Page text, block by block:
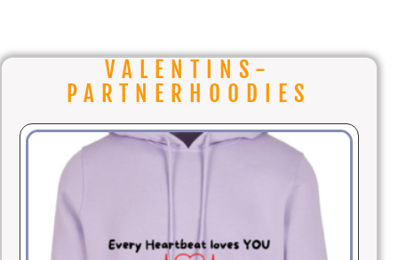
VALENTINS-
PARTNERHOODIES